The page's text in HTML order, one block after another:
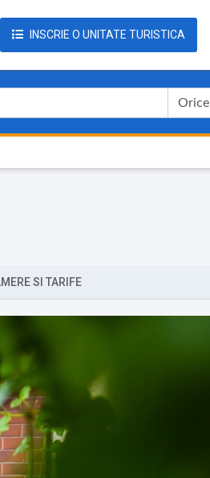
INSCRIE O UNITATE TURISTICA
Orice
SI TARIFE